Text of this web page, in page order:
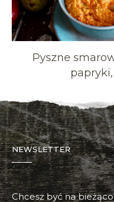
Pyszne
NEWSLETTER
Chcesz być na